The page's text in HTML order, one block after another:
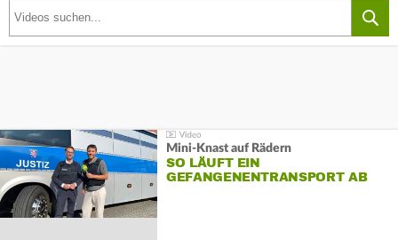
Mini-Knast auf Rädern
SO LÄUFT EIN
GEFANGENENTRANSPORT AB